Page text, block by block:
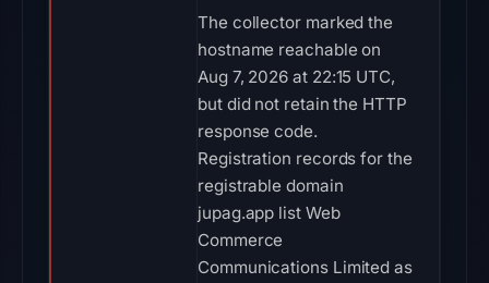
The collector marked the
hostname reachable on
Aug 7, 2026 at 22:15 UTC,
but did not retain the HTTP
response code.
Registration records for the
registrable domain
jupag.app list Web
Commerce
Communications Limited as